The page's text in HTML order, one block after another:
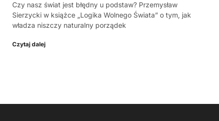
Czy nasz świat jest błędny u podstaw? Przemysław
Sierzycki w książce „Logika Wolnego Świata” o tym, jak
władza niszczy naturalny porządek
Czytaj dalej